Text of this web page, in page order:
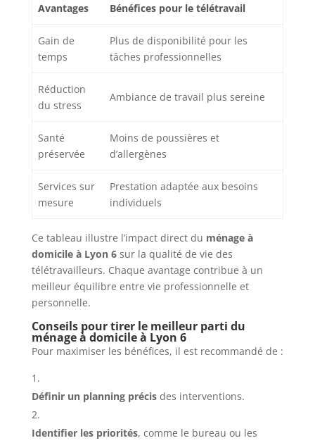
Avantages Bénéfices pour le télétravail
Gain de
temps
Plus de disponibilité pour les
tâches professionnelles
Réduction
du stress
Ambiance de travail plus sereine
Santé
préservée
Moins de poussières et
d’allergènes
Services sur
mesure
Prestation adaptée aux besoins
individuels
Ce tableau illustre l’impact direct du ménage à
domicile à Lyon 6sur la qualité de vie des
télétravailleurs. Chaque avantage contribue à un
meilleur équilibre entre vie professionnelle et
personnelle.
Conseils pour tirer le meilleur parti du
ménage à domicile à Lyon 6
Pour maximiser les bénéfices, il est recommandé de :
Définir un planning précisdes interventions.
Identifier les priorités, comme le bureau ou les